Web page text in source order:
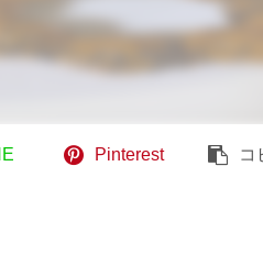
Pinterest コ